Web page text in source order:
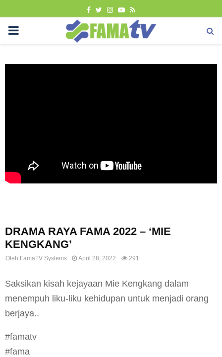
FACEBOOK
TWITTER
INSTAGRAM
YOUTUBE
RSS
PRIMARY
DRAMA RAYA FAMA 2022 – ‘MIE
KENGKANG’
Oleh FamaTV Systems April 28, 2022 291
Saksikan kisah kejayaan Mie Kengkang dalam
menempuh liku-liku kehidupan untuk menjadi orang
berjaya..
#famatv
#fama